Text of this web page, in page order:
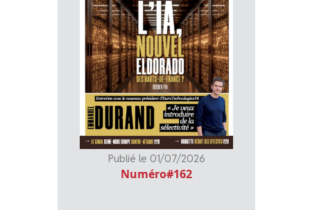
Publié le 01/07/2026
Numéro#162